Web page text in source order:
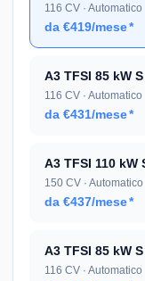
116 CV · Automatico
da €419/mese*
A3 TFSI 85 kW
116 CV · Automatico
da €431/mese*
A3 TFSI 110
150 CV · Automatico
da €437/mese*
A3 TFSI 85 kW
116 CV · Automatico